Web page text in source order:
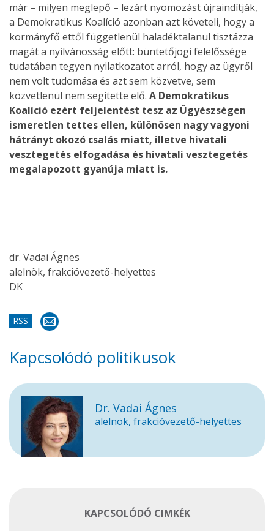
már – milyen meglepő – lezárt nyomozást újraindítják,
a Demokratikus Koalíció azonban azt követeli, hogy a
kormányfő ettől függetlenül haladéktalanul tisztázza
magát a nyilvánosság előtt: büntetőjogi felelőssége
tudatában tegyen nyilatkozatot arról, hogy az ügyről
nem volt tudomása és azt sem közvetve, sem
közvetlenül nem segítette elő. A Demokratikus
Koalíció ezért feljelentést tesz az Ügyészségen
ismeretlen tettes ellen, különösen nagy vagyoni
hátrányt okozó csalás miatt, illetve hivatali
vesztegetés elfogadása és hivatali vesztegetés
megalapozott gyanúja miatt is.
dr. Vadai Ágnes
alelnök, frakcióvezető-helyettes
DK
RSS
Kapcsolódó politikusok
Dr. Vadai Ágnes
alelnök, frakcióvezető-helyettes
KAPCSOLÓDÓ CIMKÉK